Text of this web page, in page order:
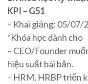
KPI – G51
– Khai giảng: 05/07/
*Khóa học dành cho
– CEO/Founder
hiệu suất bài bản.
– HRM, HRBP triển